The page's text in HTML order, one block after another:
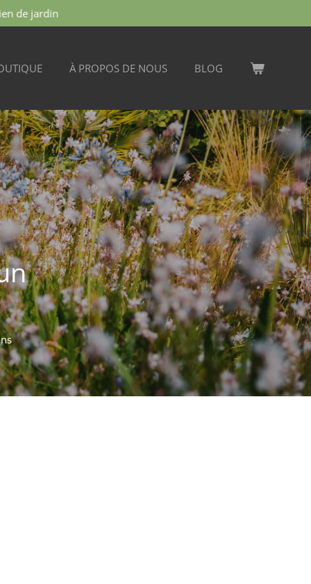
de jardin
À PROPOS DE NOUS BLOG